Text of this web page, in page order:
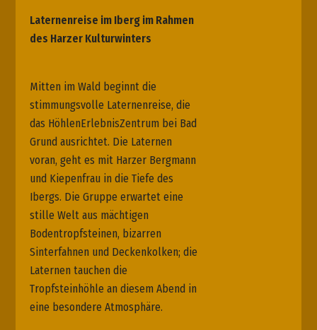
Laternenreise im Iberg im Rahmen
des Harzer Kulturwinters
Mitten im Wald beginnt die
stimmungsvolle Laternenreise, die
das HöhlenErlebnisZentrum bei Bad
Grund ausrichtet. Die Laternen
voran, geht es mit Harzer Bergmann
und Kiepenfrau in die Tiefe des
Ibergs. Die Gruppe erwartet eine
stille Welt aus mächtigen
Bodentropfsteinen, bizarren
Sinterfahnen und Deckenkolken; die
Laternen tauchen die
Tropfsteinhöhle an diesem Abend in
eine besondere Atmosphäre.